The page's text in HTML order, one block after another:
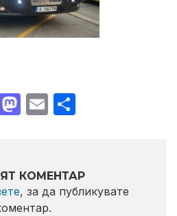
Mastodon
Email
КОМЕНТАР
, за да публикувате